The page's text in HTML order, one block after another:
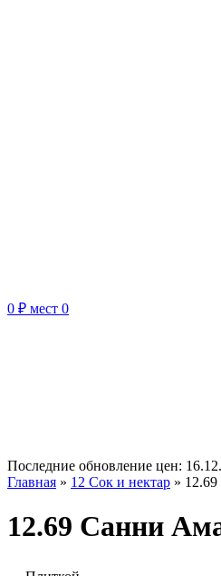
0 ₽ мест 0
Последние обновление цен:
Главная » 12 Сок и нектар »
12.69 Санни